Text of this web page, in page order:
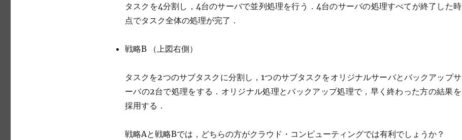
タスクを4分割し，4台のサーバで並列処理を行う．4台のサーバの処理すべてが終了した時
点でタスク全体の処理が完了．
戦略B （上図右側）
タスクを2つのサブタスクに分割し，1つのサブタスクをオリジナルサーバとバックアップサ
ーバの2台で処理をする．オリジナル処理とバックアップ処理で，早く終わった方の結果を
採用する．
戦略Aと戦略Bでは，どちらの方がクラウド・コンピューティングでは有利でしょうか？